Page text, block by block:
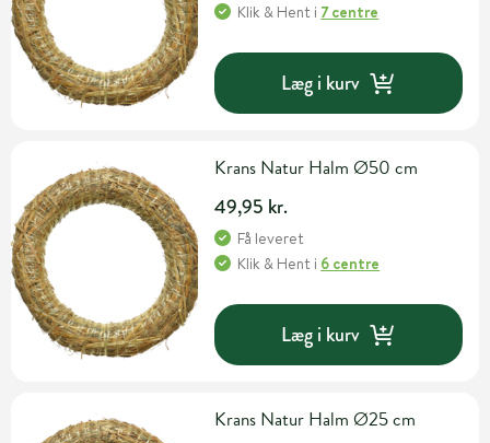
Klik & Hent i 7 centre
Læg i kurv
Krans Natur Halm Ø50 cm
49,95 kr.
Få leveret
Klik & Hent i 6 centre
Læg i kurv
Krans Natur Halm Ø25 cm